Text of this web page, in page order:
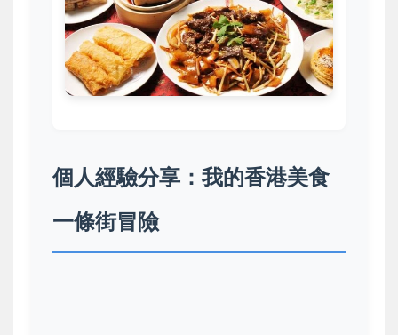
個人經驗分享：我的香港美食
一條街冒險